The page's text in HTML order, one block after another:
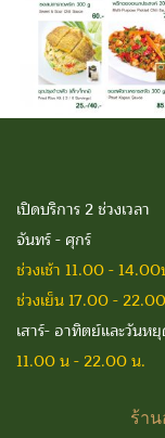
เปิดบริการ 2 ช่วงเวลา
จันทร์ - ศุกร์
ช่วงเช้า 11.00 -
ช่วงเย็น 17.00 -
เสาร์- อาทิตย์และวัน
11.00 น - 22.00 น.
ร้าน